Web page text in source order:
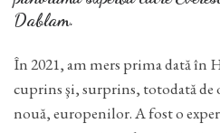
Dablam.
În 2021, am mers prima dată în
cuprins şi, surprins, totodată
nouă, europenilor. A fost o